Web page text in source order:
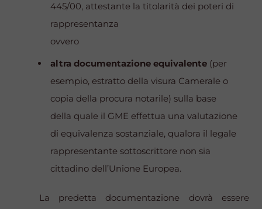
445/00, attestante la titolarità dei poteri di
rappresentanza
ovvero
altra documentazione equivalente(per
esempio, estratto della visura Camerale o
copia della procura notarile) sulla base
della quale il GME effettua una valutazione
di equivalenza sostanziale, qualora il legale
rappresentante sottoscrittore non sia
cittadino dell’Unione Europea.
La predetta documentazione dovrà essere